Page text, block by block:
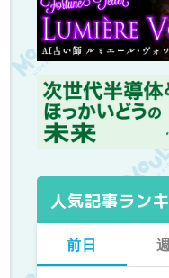
人気記事ラン
前日